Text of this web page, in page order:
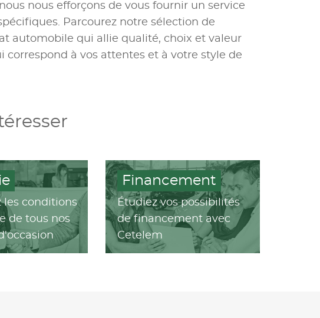
nous efforçons de vous fournir un service
Parcourez notre sélection de
automobile qui allie qualité, choix et valeur
à vos attentes et à votre style de
les conditions
de tous nos
Financement
Étudiez vos possibilités
de financement avec
Cetelem